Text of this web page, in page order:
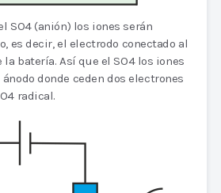
SO4 (anión) los iones serán
es decir, el electrodo conectado al
batería. Así que el SO4 los iones
donde ceden dos electrones
radical.